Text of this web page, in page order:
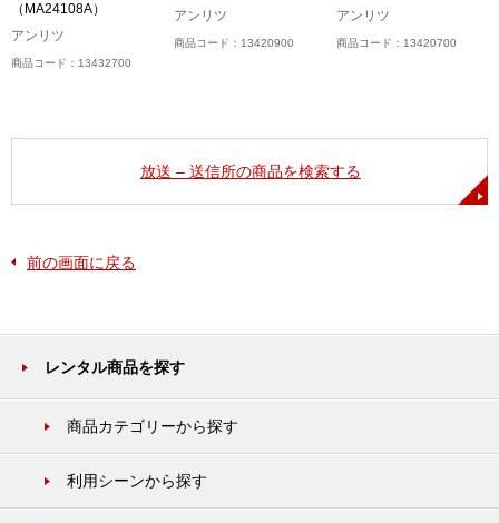
（MA24108A）
アンリツ
商品コード：13432700
アンリツ
商品コード：13420900
アンリツ
商品コード：13420700
放送 – 送信所の商品を検索する
前の画面に戻る
レンタル商品を探す
商品カテゴリーから探す
利用シーンから探す